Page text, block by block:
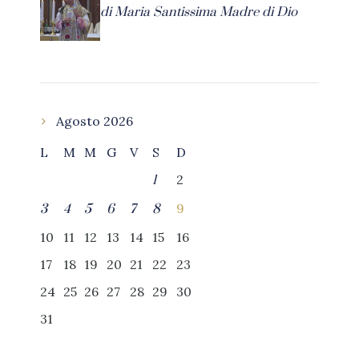
di Maria Santissima Madre di Dio
Agosto 2026
L
M M G V S
D
1
2
3
4 5 6 7 8
9
10
11 12 13 14 15
16
17
18 19 20 21 22
23
24 25 26 27 28 29
30
31